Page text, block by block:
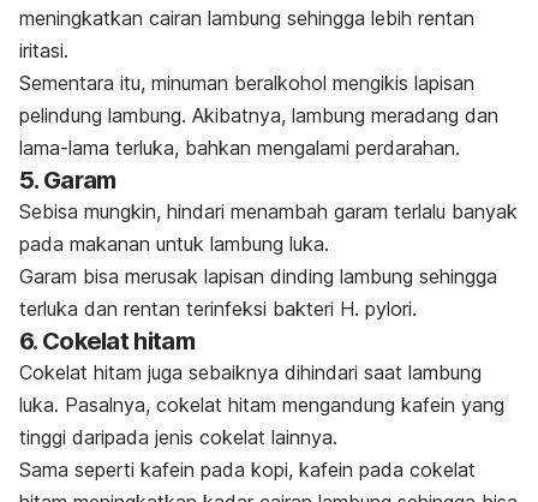
meningkatkan cairan lambung sehingga lebih rentan
iritasi.
Sementara itu, minuman beralkohol mengikis lapisan
pelindung lambung. Akibatnya, lambung meradang dan
lama-lama terluka, bahkan mengalami perdarahan.
5. Garam
Sebisa mungkin, hindari menambah garam terlalu banyak
pada makanan untuk lambung luka.
Garam bisa merusak lapisan dinding lambung sehingga
terluka dan rentan terinfeksi bakteri H. pylori.
6. Cokelat hitam
Cokelat hitam juga sebaiknya dihindari saat lambung
luka. Pasalnya, cokelat hitam mengandung kafein yang
tinggi daripada jenis cokelat lainnya.
Sama seperti kafein pada kopi, kafein pada cokelat